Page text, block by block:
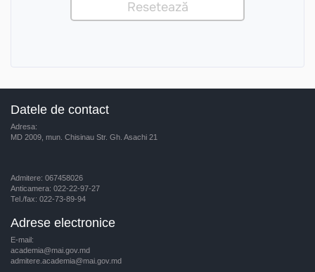
Datele de contact
Adresa:
MD 2009, mun. Chisinau Str. Gh. Asachi 21
Admitere: 067458026
Anticamera: 022-22-97-27
Tel./fax: 022-73-89-94
Adrese electronice
E-mail:
academia@mai.gov.md
admitere.academia@mai.gov.md